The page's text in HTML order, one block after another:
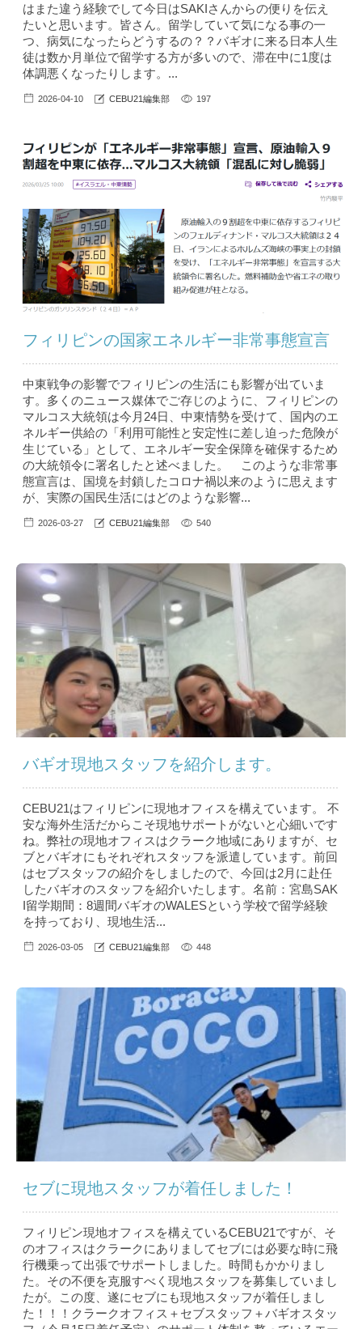
はまた違う経験でして今日はSAKIさんからの便りを伝え
たいと思います。皆さん。留学していて気になる事の一
つ、病気になったらどうするの？？バギオに来る日本人生
徒は数か月単位で留学する方が多いので、滞在中に1度は
体調悪くなったりします。...
2026-04-10 CEBU21編集部 197
フィリピンの国家エネルギー非常事態宣言
中東戦争の影響でフィリピンの生活にも影響が出ていま
す。多くのニュース媒体でご存じのように、フィリピンの
マルコス大統領は今月24日、中東情勢を受けて、国内のエ
ネルギー供給の「利用可能性と安定性に差し迫った危険が
生じている」として、エネルギー安全保障を確保するため
の大統領令に署名したと述べました。 このような非常事
態宣言は、国境を封鎖したコロナ禍以来のように思えます
が、実際の国民生活にはどのような影響...
2026-03-27 CEBU21編集部 540
バギオ現地スタッフを紹介します。
CEBU21はフィリピンに現地オフィスを構えています。 不
安な海外生活だからこそ現地サポートがないと心細いです
ね。弊社の現地オフィスはクラーク地域にありますが、セ
ブとバギオにもそれぞれスタッフを派遣しています。前回
はセブスタッフの紹介をしましたので、今回は2月に赴任
したバギオのスタッフを紹介いたします。名前：宮島SAK
I留学期間：8週間バギオのWALESという学校で留学経験
を持っており、現地生活...
2026-03-05 CEBU21編集部 448
セブに現地スタッフが着任しました！
フィリピン現地オフィスを構えているCEBU21ですが、そ
のオフィスはクラークにありましてセブには必要な時に飛
行機乗って出張でサポートしました。時間もかかりまし
た。その不便を克服すべく現地スタッフを募集していまし
たが。この度、遂にセブにも現地スタッフが着任しまし
た！！！クラークオフィス＋セブスタッフ＋バギオスタッ